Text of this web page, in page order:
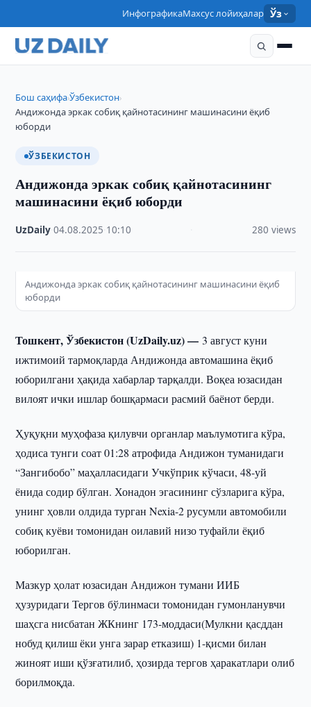
ИнфографикаМахсус лойиҳалар Ўз
Бош саҳифа›Ўзбекистон›
Андижонда эркак собиқ қайнотасининг машинасини ёқиб
юборди
ЎЗБЕКИСТОН
Андижонда эркак собиқ қайнотасининг
машинасини ёқиб юборди
UzDaily ·04.08.2025 10:10 280 views
Андижонда эркак собиқ қайнотасининг машинасини ёқиб
юборди
Тошкент, Ўзбекистон (UzDaily.uz) —3 август куни
ижтимоий тармоқларда Андижонда автомашина ёқиб
юборилгани ҳақида хабарлар тарқалди. Воқеа юзасидан
вилоят ички ишлар бошқармаси расмий баёнот берди.
Ҳуқуқни муҳофаза қилувчи органлар маълумотига кўра,
ҳодиса тунги соат 01:28 атрофида Андижон туманидаги
“Зангибобо” маҳалласидаги Учкўприк кўчаси, 48-уй
ёнида содир бўлган. Хонадон эгасининг сўзларига кўра,
унинг ҳовли олдида турган Nexia-2 русумли автомобили
собиқ куёви томонидан оилавий низо туфайли ёқиб
юборилган.
Мазкур ҳолат юзасидан Андижон тумани ИИБ
ҳузуридаги Тергов бўлинмаси томонидан гумонланувчи
шаҳсга нисбатан ЖКнинг 173-моддаси(Мулкни қасддан
нобуд қилиш ёки унга зарар етказиш) 1-қисми билан
жиноят иши қўзғатилиб, ҳозирда тергов ҳаракатлари олиб
борилмоқда.